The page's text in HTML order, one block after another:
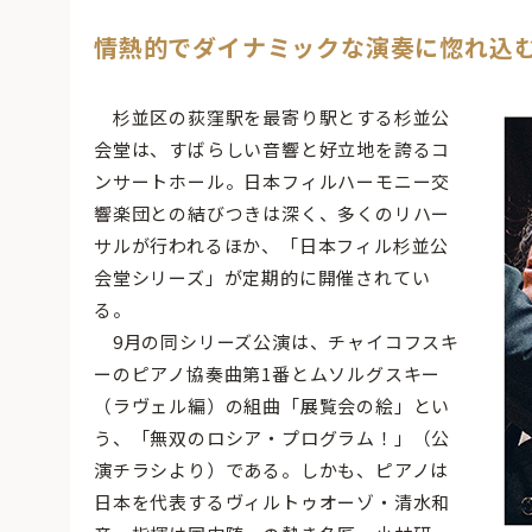
情熱的でダイナミックな演奏に惚れ込
杉並区の荻窪駅を最寄り駅とする杉並公
会堂は、すばらしい音響と好立地を誇るコ
ンサートホール。日本フィルハーモニー交
響楽団との結びつきは深く、多くのリハー
サルが行われるほか、「日本フィル杉並公
会堂シリーズ」が定期的に開催されてい
る。
9月の同シリーズ公演は、チャイコフスキ
ーのピアノ協奏曲第1番とムソルグスキー
（ラヴェル編）の組曲「展覧会の絵」とい
う、「無双のロシア・プログラム！」（公
演チラシより）である。しかも、ピアノは
日本を代表するヴィルトゥオーゾ・清水和